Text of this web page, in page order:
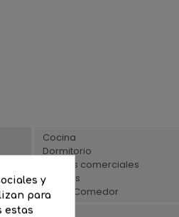
Cocina
Dormitorio
Locales comerciales
Oficinas
Salón/Comedor
y
para
estas